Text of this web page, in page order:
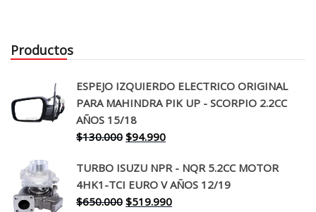
Productos
ESPEJO IZQUIERDO ELECTRICO ORIGINAL
PARA MAHINDRA PIK UP - SCORPIO 2.2CC
AÑOS 15/18
$130.000 El
original
era:
$130.000.
$94.990El
actual
es:
$94.990.
TURBO ISUZU NPR - NQR 5.2CC MOTOR
4HK1-TCI EURO V AÑOS 12/19
$650.000 El
$519.990El